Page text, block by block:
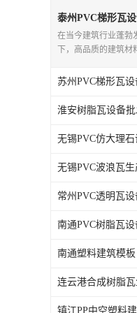
泰州PVC梯形瓦
在当今建筑行业蓬勃
下，高品质的建筑材
苏州PVC梯形瓦
淮安树脂瓦设备批
无锡PVC仿大理
无锡PVC波浪瓦
常州PVC透明瓦
南通PVC树脂瓦设
南通塑料建筑模板
连云港合成树脂